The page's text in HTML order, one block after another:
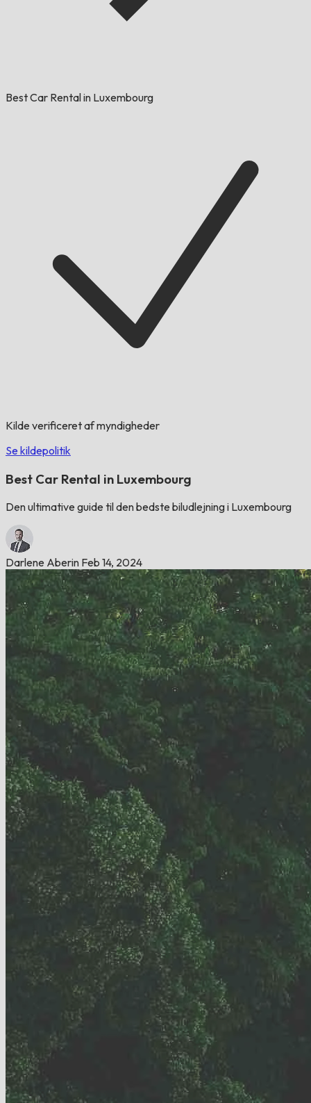
Best Car Rental in Luxembourg
Kilde verificeret af myndigheder
Se kildepolitik
Best Car Rental in Luxembourg
Den ultimative guide til den bedste biludlejning i Luxembourg
Darlene Aberin Feb 14, 2024